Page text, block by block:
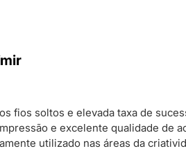
fios soltos e elevada taxa de
e excelente qualidade de
utilizado nas áreas da